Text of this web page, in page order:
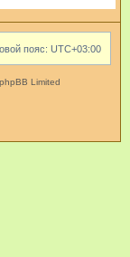
пояс: UTC+03:00
Limited